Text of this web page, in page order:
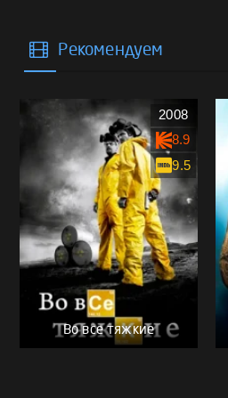
Рекомендуем
Во все тяжкие
2008
8.9
9.5